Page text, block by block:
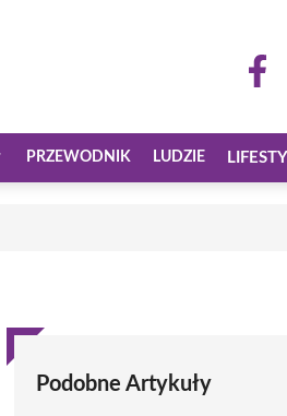
PRZEWODNIK LUDZIE
Podobne Artykuły